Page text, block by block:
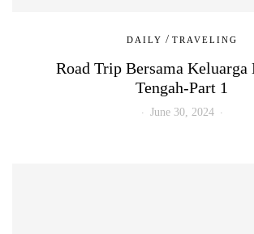
DAILY / TRAVELING
Road Trip Bersama Keluarga
Tengah-Part 1
June 30, 2024